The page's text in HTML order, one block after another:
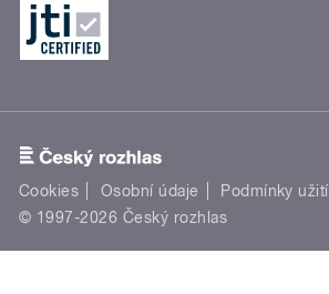
Cookies Osobní údaje Podmínky užití
© 1997-2026 Český rozhlas